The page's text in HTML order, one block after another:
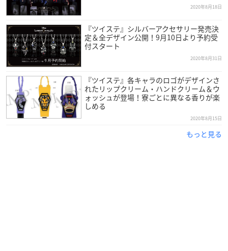
2020年8月18日
『ツイステ』シルバーアクセサリー発売決
定＆全デザイン公開！9月10日より予約受
付スタート
2020年8月31日
『ツイステ』各キャラのロゴがデザインさ
れたリップクリーム・ハンドクリーム＆ウ
ォッシュが登場！寮ごとに異なる香りが楽
しめる
2020年8月15日
もっと見る